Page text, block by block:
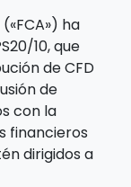
ha
10, que
de CFD
de
con la
financieros
dirigidos a